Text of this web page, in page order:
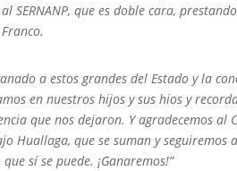
que es doble cara,
a estos grandes del Estado y la
en nuestros hijos y sus hios y
que nos dejaron. Y agradecemos al
Huallaga, que se suman y
sí se puede. ¡Ganaremos!”